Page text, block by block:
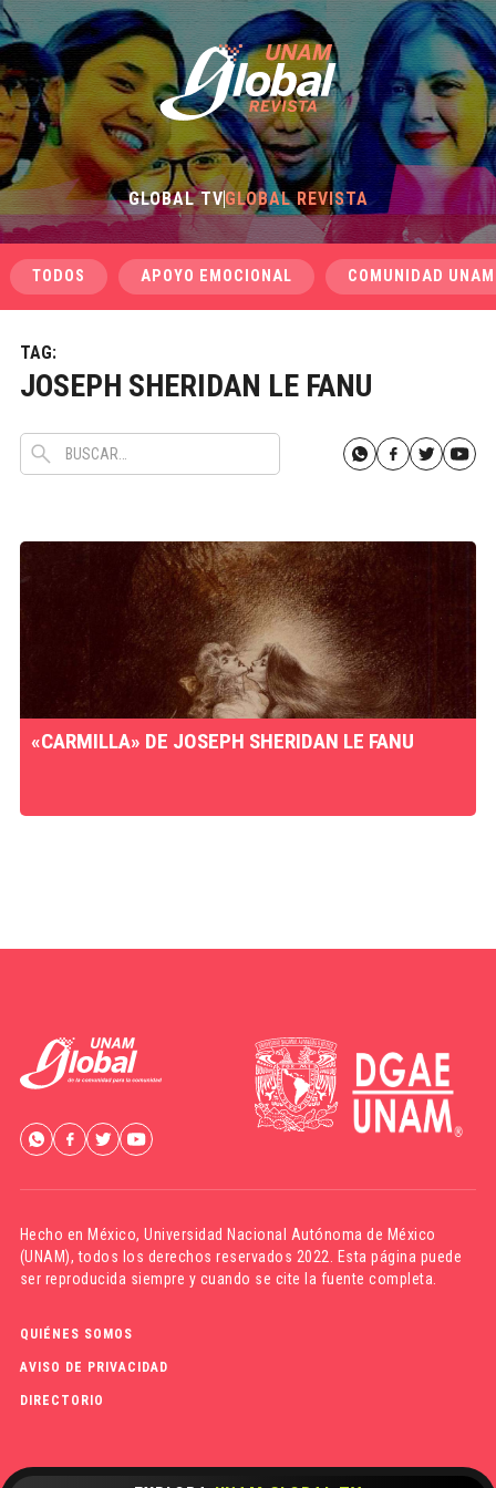
GLOBAL TVGLOBAL REVISTA
TODOS APOYO EMOCIONAL COMUNIDAD UNAM
TAG:
JOSEPH SHERIDAN LE FANU
«CARMILLA» DE JOSEPH SHERIDAN LE FANU
Hecho en México,Universidad Nacional Autónoma de México
(UNAM), todos los derechos reservados 2022. Esta página puede
ser reproducida siempre y cuando se cite la fuente completa.
QUIÉNES SOMOS
AVISO DE PRIVACIDAD
DIRECTORIO